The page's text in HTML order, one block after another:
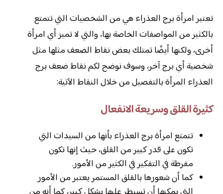
تعتبر امرأة برج العذراء هي من الشخصيات التي تتمتع
بالكثير من المواصفات الخاصة بها، والتي لا تميز أي امرأة
أخرى، ولكنها أيضًا تمتلك بعض نقاط الضعف مثلها مثل
شخصية أي برج آخر، وسوف نوضح لكم نقاط ضعف برج
العذراء المرأة بالتفصيل من خلال النقاط الآتية:
كثيرة القلق وسريعة الانفعال
تتمتع امرأة برج العذراء بأنها من السيدات التي
تكون على قدر كبير من القلق، حيث إنها تكون
مفرطة في التفكير في الكثير من الأمور.
كما أن شعورها بالقلق المستمر يعتبر من الأمور